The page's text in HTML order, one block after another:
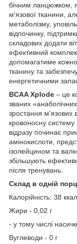
бічним ланцюжком,
м'язової тканини,
метаболізму,
відпочинку,
складових додати
ефективний
допомагатиме
тканину та
енергетичними
BCAA Xplode – це
званих
зростання м'язових
кровоносну
відразу починає
амінокислоти,
ізолейцином та
збільшують
після тренувань.
Склад в одній
Калорійність: 38 ккал
Жири - 0,02 г
- у тому числі
Вуглеводи - 0 г